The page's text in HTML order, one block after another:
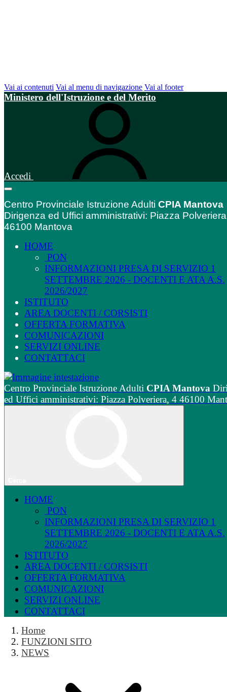
Vai ai contenuti Vai al menu di navigazione Vai al footer
Ministero dell'Istruzione e del Merito
Accedi
Centro Provinciale Istruzione Adulti CPIA Mantova
Dirigenza ed Uffici amministrativi: Piazza
46100 Mantova
HOME
PON
INFORMAZIONI PRESA DI SERVIZIO 1
SETTEMBRE 2026 - DOCENTI E ATA A.S.
2026/2027
ISTITUTO
AREA DOCENTI / CORSISTI
OFFERTA FORMATIVA
COMUNICAZIONI
SERVIZI ONLINE
CONTATTACI
Centro Provinciale Istruzione Adulti CPIA Mantova
ed Uffici amministrativi: Piazza Polveriera, 4 46100
HOME
PON
INFORMAZIONI PRESA DI SERVIZIO 1
SETTEMBRE 2026 - DOCENTI E ATA A.S.
2026/2027
ISTITUTO
AREA DOCENTI / CORSISTI
OFFERTA FORMATIVA
COMUNICAZIONI
SERVIZI ONLINE
CONTATTACI
Home
FUNZIONI SITO
NEWS